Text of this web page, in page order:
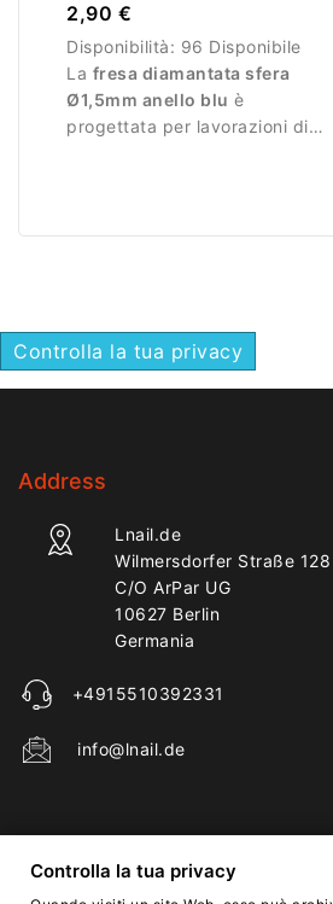
2,90 €
Disponibilità: 96 Disponibile
La fresa diamantata sfera
Ø1,5mm anello blu è
progettata per lavorazioni di
Controlla la tua privacy
Address
Lnail.de
Wilmersdorfer Straße 128
C/O ArPar UG
10627 Berlin
Germania
+4915510392331
info@lnail.de
Controlla la tua privacy